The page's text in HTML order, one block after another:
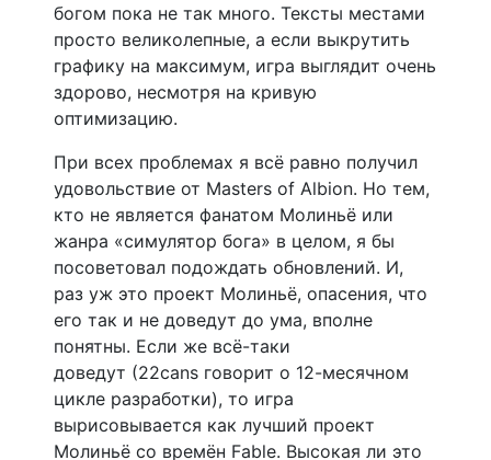
богом пока не так много. Тексты местами
просто великолепные, а если выкрутить
графику на максимум, игра выглядит очень
здорово, несмотря на кривую
оптимизацию.
При всех проблемах я всё равно получил
удовольствие от Masters of Albion. Но тем,
кто не является фанатом Молиньё или
жанра «симулятор бога» в целом, я бы
посоветовал подождать обновлений. И,
раз уж это проект Молиньё, опасения, что
его так и не доведут до ума, вполне
понятны. Если же всё-таки
доведут (22cans говорит о 12-месячном
цикле разработки), то игра
вырисовывается как лучший проект
Молиньё со времён Fable. Высокая ли это